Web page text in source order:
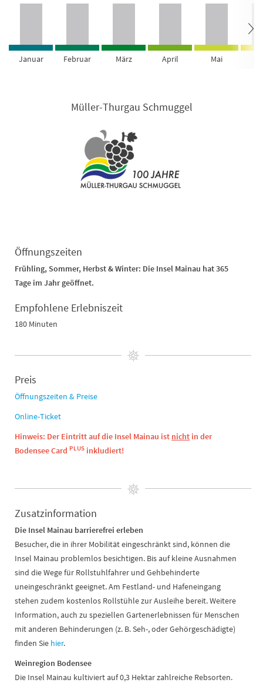
Januar Februar März April Mai
Müller-Thurgau Schmuggel
Öffnungszeiten
Frühling, Sommer, Herbst & Winter: Die Insel Mainau hat 365
Tage im Jahr geöffnet.
Empfohlene Erlebniszeit
180 Minuten
Preis
Öffnungszeiten & Preise
Online-Ticket
Hinweis: Der Eintritt auf die Insel Mainau ist nicht in der
Bodensee Card PLUS inkludiert!
Zusatzinformation
Die Insel Mainau barrierefrei erleben
Besucher, die in ihrer Mobilität eingeschränkt sind, können die
Insel Mainau problemlos besichtigen. Bis auf kleine Ausnahmen
sind die Wege für Rollstuhlfahrer und Gehbehinderte
uneingeschränkt geeignet. Am Festland- und Hafeneingang
stehen zudem kostenlos Rollstühle zur Ausleihe bereit. Weitere
Information, auch zu speziellen Gartenerlebnissen für Menschen
mit anderen Behinderungen (z. B. Seh-, oder Gehörgeschädigte)
finden Sie hier.
Weinregion Bodensee
Die Insel Mainau kultiviert auf 0,3 Hektar zahlreiche Rebsorten.